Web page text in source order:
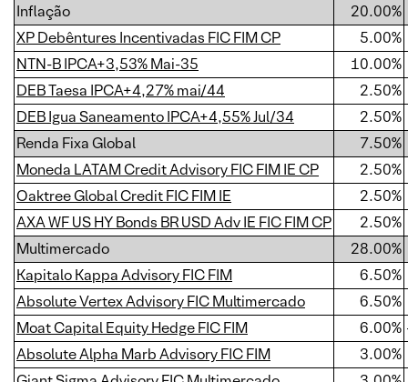
Inflação
20.00%
XP Debêntures Incentivadas FIC FIM CP
5.00%
NTN-B IPCA+3,53% Mai-35
10.00%
DEB Taesa IPCA+4,27% mai/44
2.50%
DEB Igua Saneamento IPCA+4,55% Jul/34
2.50%
Renda Fixa Global
7.50%
Moneda LATAM Credit Advisory FIC FIM IE CP
2.50%
Oaktree Global Credit FIC FIM IE
2.50%
AXA WF US HY Bonds BR USD Adv IE FIC FIM CP
2.50%
Multimercado
28.00%
Kapitalo Kappa Advisory FIC FIM
6.50%
Absolute Vertex Advisory FIC Multimercado
6.50%
Moat Capital Equity Hedge FIC FIM
6.00%
Absolute Alpha Marb Advisory FIC FIM
3.00%